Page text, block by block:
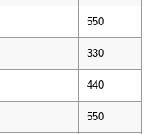
550
330
440
550